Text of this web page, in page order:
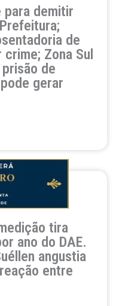
para demitir
de
Zona Sul
de
gerar
tira
ano do DAE.
angustia
entre